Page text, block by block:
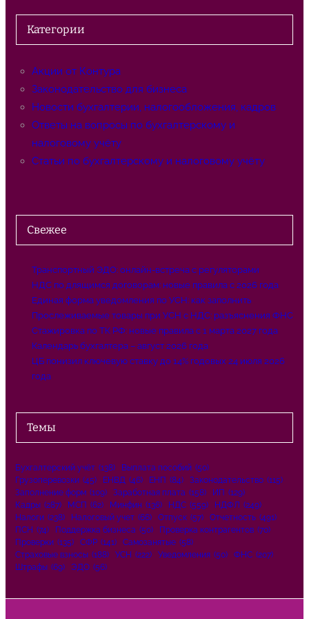
к
Категории
Акции от Контура
Законодательство для бизнеса
Новости бухгалтерии, налогообложения, кадров
Ответы на вопросы по бухгалтерскому и
налоговому учёту
Статьи по бухгалтерскому и налоговому учёту
Свежее
Транспортный ЭДО: онлайн-встреча с регуляторами
НДС по длящимся договорам: новые правила с 2026 года
Единая форма уведомления по УСН: как заполнить
Прослеживаемые товары при УСН с НДС: разъяснения ФНС
Стажировка по ТК РФ: новые правила с 1 марта 2027 года
Календарь бухгалтера – август 2026 года
ЦБ понизил ключевую ставку до 14% годовых 24 июля 2026
года
Темы
Бухгалтерский учёт (138) Выплата пособий (50)
Грузоперевозки (45) ЕНВД (46) ЕНП (84) Законодательство (115)
Заполнение форм (109) Заработная плата (158) ИП (129)
Кадры (287) МСП (62) Минфин (136) НДС (559) НДФЛ (249)
Налоги (238) Налоговый учет (66) Отпуск (57) Отчетность (491)
ПСН (74) Поддержка бизнеса (50) Проверка контрагентов (70)
Проверки (135) СФР (141) Самозанятые (58)
Страховые взносы (188) УСН (222) Уведомления (50) ФНС (207)
Штрафы (69) ЭДО (56)